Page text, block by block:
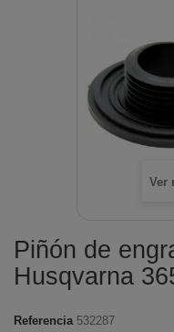
Ver
Piñón de
Husqvarna
Referencia 532287